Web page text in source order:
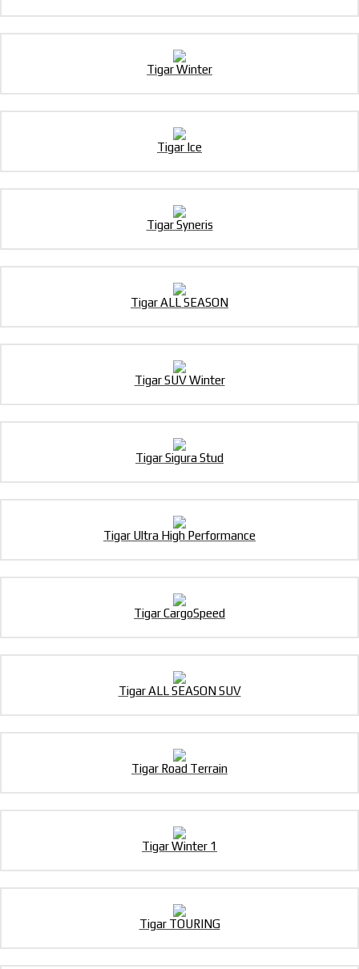
Tigar Winter
Tigar Ice
Tigar Syneris
Tigar ALL SEASON
Tigar SUV Winter
Tigar Sigura Stud
Tigar Ultra High Performance
Tigar CargoSpeed
Tigar ALL SEASON SUV
Tigar Road Terrain
Tigar Winter 1
Tigar TOURING